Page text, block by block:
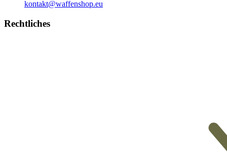
kontakt@waffenshop.eu
Rechtliches